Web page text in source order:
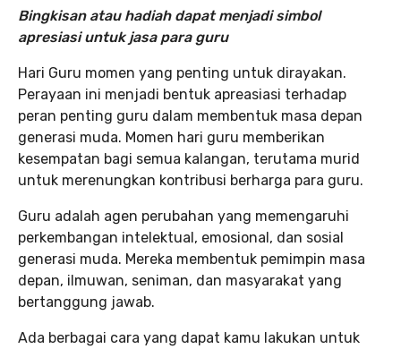
Bingkisan atau hadiah dapat menjadi simbol
apresiasi untuk jasa para guru
Hari Guru momen yang penting untuk dirayakan.
Perayaan ini menjadi bentuk apreasiasi terhadap
peran penting guru dalam membentuk masa depan
generasi muda. Momen hari guru memberikan
kesempatan bagi semua kalangan, terutama murid
untuk merenungkan kontribusi berharga para guru.
Guru adalah agen perubahan yang memengaruhi
perkembangan intelektual, emosional, dan sosial
generasi muda. Mereka membentuk pemimpin masa
depan, ilmuwan, seniman, dan masyarakat yang
bertanggung jawab.
Ada berbagai cara yang dapat kamu lakukan untuk